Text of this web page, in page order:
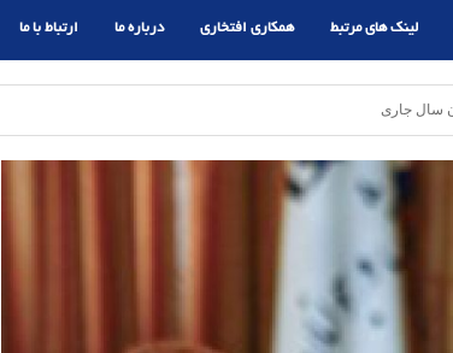
لینک های مرتبط همکاری افتخاری درباره ما ارتباط با ما